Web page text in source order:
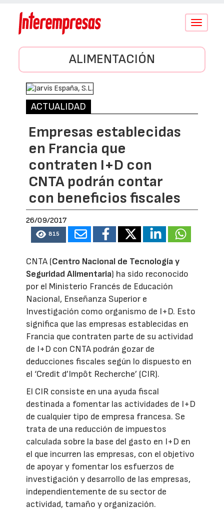
Conmutar
ALIMENTACIÓN
ACTUALIDAD
Empresas establecidas
en Francia que
contraten I+D con
CNTA podrán contar
con beneficios fiscales
26/09/2017
815
CNTA (Centro Nacional de Tecnología y
Seguridad Alimentaria) ha sido reconocido
por el Ministerio Francés de Educación
Nacional, Enseñanza Superior e
Investigación como organismo de I+D. Esto
significa que las empresas establecidas en
Francia que contraten parte de su actividad
de I+D con CNTA podrán gozar de
deducciones fiscales según lo dispuesto en
el ‘Credit d’Impôt Recherche’ (CIR).
El CIR consiste en una ayuda fiscal
destinada a fomentar las actividades de I+D
de cualquier tipo de empresa francesa. Se
trata de una reducción de impuestos
calculada sobre la base del gasto en I+D en
el que incurren las empresas, con el objetivo
de apoyar y fomentar los esfuerzos de
investigación y desarrollo de las empresas,
independientemente de su sector de
actividad, tamaño y organización.